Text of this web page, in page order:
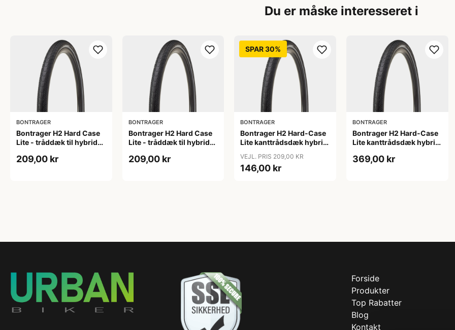
Du er måske interesseret i
BONTRAGER
Bontrager H2 Hard Case
Lite - tråddæk til hybrid
refleks
209,00 kr
BONTRAGER
Bontrager H2 Hard Case
Lite - tråddæk til hybrid
refleks
209,00 kr
SPAR 30%
BONTRAGER
Bontrager H2 Hard-Case
Lite kanttrådsdæk hybrid
VEJL. PRIS 209,00 KR
146,00 kr
BONTRAGER
Bontrager H2 Hard-Case
Lite kanttrådsdæk hybrid
369,00 kr
Forside
Produkter
Top Rabatter
Blog
Kontakt